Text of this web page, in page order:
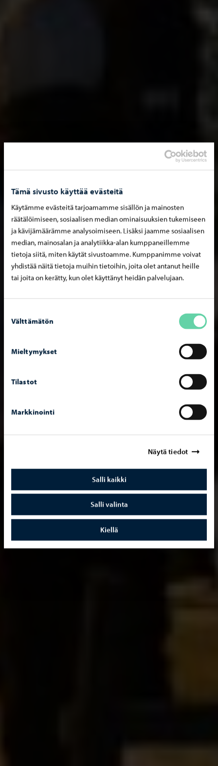
Tämä sivusto käyttää evästeitä
Käytämme evästeitä tarjoamamme sisällön ja mainosten
räätälöimiseen, sosiaalisen median ominaisuuksien tukemiseen
ja kävijämäärämme analysoimiseen. Lisäksi jaamme sosiaalisen
median, mainosalan ja analytiikka-alan kumppaneillemme
tietoja siitä, miten käytät sivustoamme. Kumppanimme voivat
yhdistää näitä tietoja muihin tietoihin, joita olet antanut heille
tai joita on kerätty, kun olet käyttänyt heidän palvelujaan.
valinta
Välttämätön
Mieltymykset
Tilastot
Markkinointi
Näytä tiedot
Salli kaikki
Salli valinta
Kiellä